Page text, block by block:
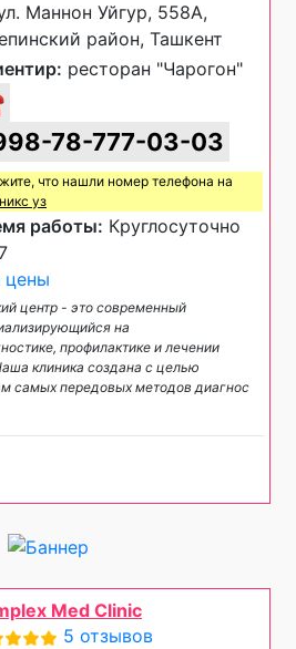
Маннон Уйгур, 558А,
район, Ташкент
ресторан "Чарогон"
78-777-03-03
что нашли номер телефона на
уз
работы: Круглосуточно
цены
центр - это современный
на
профилактике и лечении
клиника создана с целью
самых передовых методов диагнос
Med Clinic
5 отзывов